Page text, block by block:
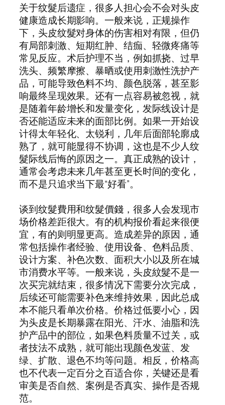
关于纹髮后遗症，很多人担心会不会对头皮
健康造成长期影响。一般来说，正规操作
下，头皮纹髮对身体的伤害相对有限，但仍
有局部刺激、短期红肿、结痂、轻微疼痛等
常见反应。术后护理不当，例如抓挠、过早
洗头、频繁摩擦、暴晒或使用刺激性洗护产
品，可能导致色料不均、颜色脱落，甚至影
响最终呈现效果。还有一点容易被忽视，就
是随着年龄增长和发量变化，发际线设计是
否还能适应未来的面部比例。如果一开始设
计得太年轻化、太锐利，几年后面部轮廓成
熟了，就可能显得不协调，这也是不少人纹
髮际线后悔的原因之一。真正成熟的设计，
通常会考虑未来几年甚至更长时间的变化，
而不是只追求当下最“好看”。
谈到纹髮費用和纹髮價錢，很多人会发现市
场价格差距很大。有的机构报价看起来很便
宜，有的则明显更高。造成差异的原因，通
常包括操作者经验、使用设备、色料品质、
设计方案、补色次数、面积大小以及所在城
市消费水平等。一般来说，头皮紋髮不是一
次买完就结束，很多情况下需要分次完成，
后续还可能需要补色来维持效果，因此总成
本不能只看单次价格。价格过低要小心，因
为头皮是长期暴露在阳光、汗水、油脂和洗
护产品中的部位，如果色料质量不过关，或
者技法不成熟，就可能出现颜色发蓝、发
绿、扩散、退色不均等问题。相反，价格高
也不代表一定百分之百适合你，关键还是看
审美是否自然、案例是否真实、操作是否规
范。